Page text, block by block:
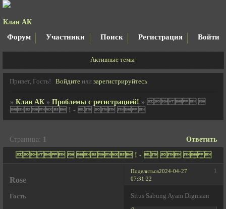
Клан АК
Форум Участники Поиск Регистрация Войти
Активные темы
Привет, Гость! Войдитеили зарегистрируйтесь.
» Клан АК » Проблемы с регистрацией! »    
 ! -    
     ! -    
Страница: Ответить
Поделиться 1
2024-04-27
07:31:22
Rose
Гость
Situs Sabung Ayam Digmaan